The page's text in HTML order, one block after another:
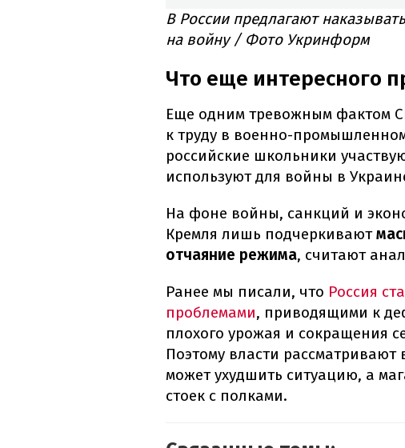
В России предлагают
на войну / Фото Укринформ
Что еще интересного
Еще одним тревожным фактом
к труду в военно-
российские школьники
используют для войны в
На фоне войны, санкций и
Кремля лишь подчеркивают
отчаяние режима, считают
Ранее мы писали, что Россия
проблемами, приводящими к
плохого урожая и сокращения
Поэтому власти
может ухудшить ситуацию, а
стоек с полками.